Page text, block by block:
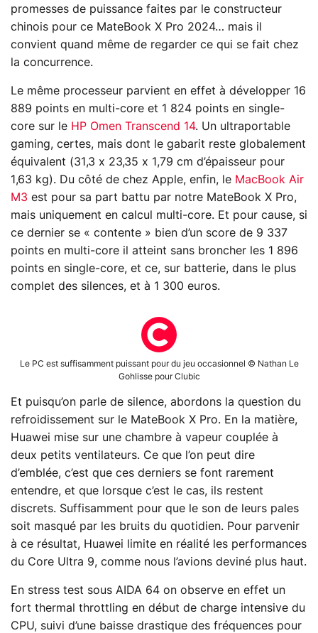
promesses de puissance faites par le constructeur
chinois pour ce MateBook X Pro 2024… mais il
convient quand même de regarder ce qui se fait chez
la concurrence.
Le même processeur parvient en effet à développer 16
889 points en multi-core et 1 824 points en single-
core sur le HP Omen Transcend 14. Un ultraportable
gaming, certes, mais dont le gabarit reste globalement
équivalent (31,3 x 23,35 x 1,79 cm d’épaisseur pour
1,63 kg). Du côté de chez Apple, enfin, le MacBook Air
M3 est pour sa part battu par notre MateBook X Pro,
mais uniquement en calcul multi-core. Et pour cause, si
ce dernier se « contente » bien d’un score de 9 337
points en multi-core il atteint sans broncher les 1 896
points en single-core, et ce, sur batterie, dans le plus
complet des silences, et à 1 300 euros.
Le PC est suffisamment puissant pour du jeu occasionnel © Nathan Le
Gohlisse pour Clubic
Et puisqu’on parle de silence, abordons la question du
refroidissement sur le MateBook X Pro. En la matière,
Huawei mise sur une chambre à vapeur couplée à
deux petits ventilateurs. Ce que l’on peut dire
d’emblée, c’est que ces derniers se font rarement
entendre, et que lorsque c’est le cas, ils restent
discrets. Suffisamment pour que le son de leurs pales
soit masqué par les bruits du quotidien. Pour parvenir
à ce résultat, Huawei limite en réalité les performances
du Core Ultra 9, comme nous l’avions deviné plus haut.
En stress test sous AIDA 64 on observe en effet un
fort thermal throttling en début de charge intensive du
CPU, suivi d’une baisse drastique des fréquences pour